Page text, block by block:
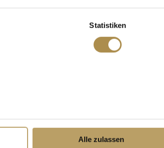
Statistiken
Alle zulassen